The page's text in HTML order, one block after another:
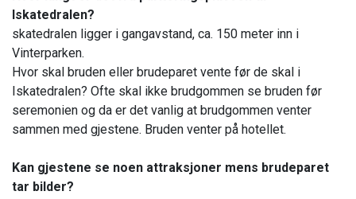
Iskatedralen?
skatedralen ligger i gangavstand, ca. 150 meter inn i
Vinterparken.
Hvor skal bruden eller brudeparet vente før de skal i
Iskatedralen? Ofte skal ikke brudgommen se bruden før
seremonien og da er det vanlig at brudgommen venter
sammen med gjestene. Bruden venter på hotellet.
Kan gjestene se noen attraksjoner mens brudeparet
tar bilder?